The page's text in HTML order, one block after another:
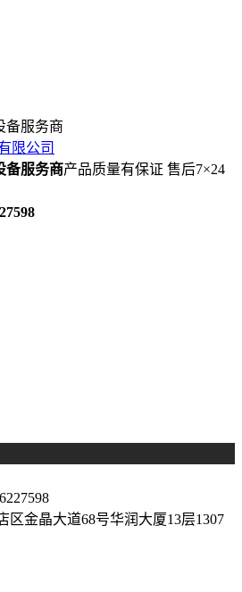
备服务商
备服务商产品质量有保证 售后7×24
区金晶大道68号华润大厦13层1307